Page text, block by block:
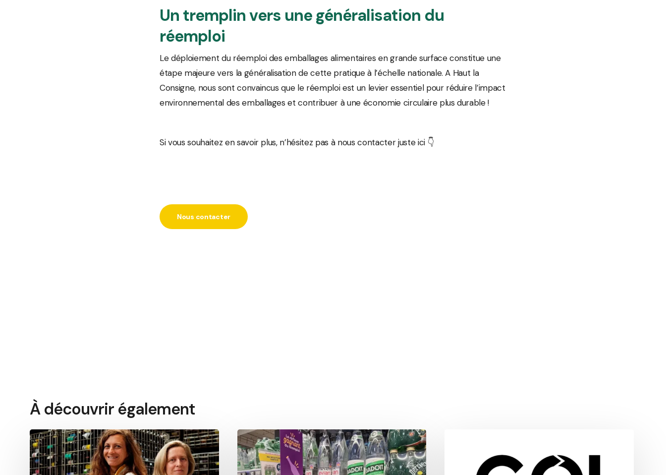
Un tremplin vers une généralisation du
réemploi
Le déploiement du réemploi des emballages alimentaires en grande surface constitue une
étape majeure vers la généralisation de cette pratique à l’échelle nationale. A Haut la
Consigne, nous sont convaincus que le réemploi est un levier essentiel pour réduire l’impact
environnemental des emballages et contribuer à une économie circulaire plus durable !
Si vous souhaitez en savoir plus, n’hésitez pas à nous contacter juste ici 👇
Nous contacter
À découvrir également